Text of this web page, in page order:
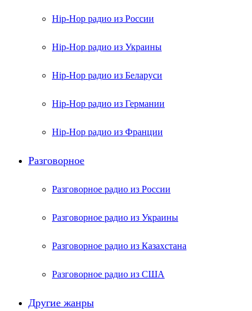
Hip-Hop радио из России
Hip-Hop радио из Украины
Hip-Hop радио из Беларуси
Hip-Hop радио из Германии
Hip-Hop радио из Франции
Разговорное
Разговорное радио из России
Разговорное радио из Украины
Разговорное радио из Казахстана
Разговорное радио из США
Другие жанры